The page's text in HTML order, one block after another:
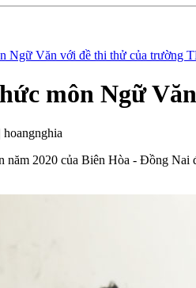
Ngữ Văn với đề thi thử của trường
môn Ngữ
hoangnghia
năm 2020 của Biên Hòa - Đồng Nai